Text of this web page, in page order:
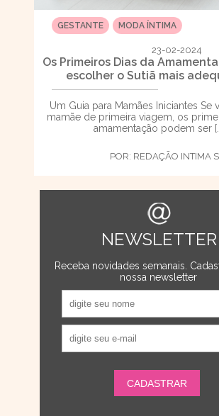
GESTANTE MODA ÍNTIMA
23-02-2024
Os Primeiros Dias da
escolher o Sutiã mais
Um Guia para Mamães Iniciantes Se
mamãe de primeira viagem, os
amamentação podem ser
POR: REDAÇÃO INTIMA
NEWSLETTER
Receba novidades semanais.
nossa newsletter